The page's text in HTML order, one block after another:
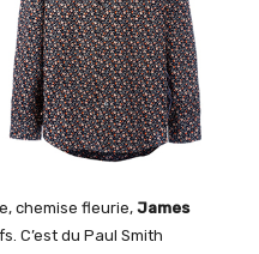
chemise fleurie, James
C’est du Paul Smith